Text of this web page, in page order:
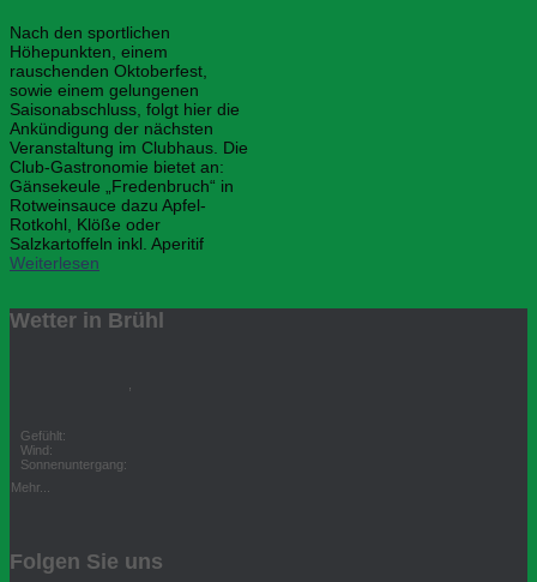
Nach den sportlichen
Höhepunkten, einem
rauschenden Oktoberfest,
sowie einem gelungenen
Saisonabschluss, folgt hier die
Ankündigung der nächsten
Veranstaltung im Clubhaus. Die
Club-Gastronomie bietet an:
Gänsekeule „Fredenbruch“ in
Rotweinsauce dazu Apfel-
Rotkohl, Klöße oder
Salzkartoffeln inkl. Aperitif
Weiterlesen
Wetter in Brühl
Gefühlt:
Wind:
Sonnenuntergang:
Mehr...
Folgen Sie uns